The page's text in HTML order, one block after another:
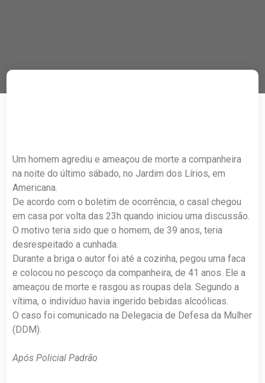
Um homem agrediu e ameaçou de morte a companheira
na noite do último sábado, no Jardim dos Lírios, em
Americana.
De acordo com o boletim de ocorrência, o casal chegou
em casa por volta das 23h quando iniciou uma discussão.
O motivo teria sido que o homem, de 39 anos, teria
desrespeitado a cunhada.
Durante a briga o autor foi até a cozinha, pegou uma faca
e colocou no pescoço da companheira, de 41 anos. Ele a
ameaçou de morte e rasgou as roupas dela. Segundo a
vítima, o indivíduo havia ingerido bebidas alcoólicas.
O caso foi comunicado na Delegacia de Defesa da Mulher
(DDM).
Após Policial Padrão